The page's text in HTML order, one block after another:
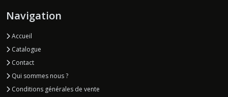
Navigation
Accueil
Catalogue
Contact
Qui sommes nous ?
Conditions générales de vente